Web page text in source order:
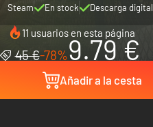
Steam En stock Descarga digital
11 usuarios en esta página
45 €-78%9.79 €
Añadir a la cesta